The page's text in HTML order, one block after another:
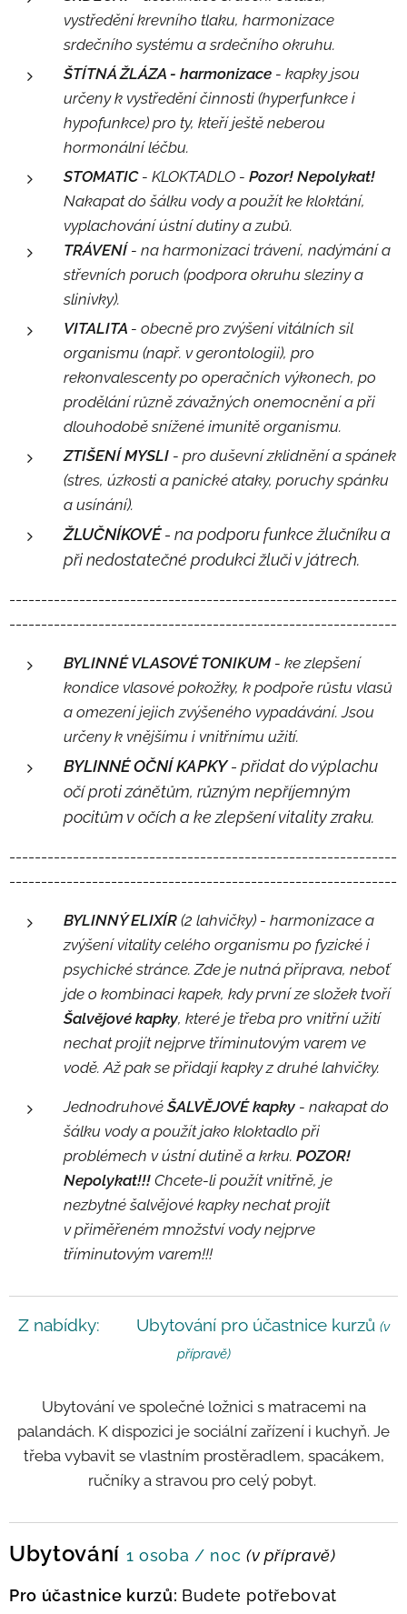
vystředění krevního tlaku, harmonizace
srdečního systému a srdečního okruhu.
ŠTÍTNÁ ŽLÁZA - harmonizace - kapky jsou
určeny k vystředění činnosti (hyperfunkce i
hypofunkce) pro ty, kteří ještě neberou
hormonální léčbu.
STOMATIC- KLOKTADLO - Pozor! Nepolykat!
Nakapat do šálku vody a použít ke kloktání,
vyplachování ústní dutiny a zubů.
TRÁVENÍ - na harmonizaci trávení, nadýmání a
střevních poruch (podpora okruhu sleziny a
slinivky).
VITALITA - obecně pro zvýšení vitálních sil
organismu (např. v gerontologii), pro
rekonvalescenty po operačních výkonech, po
prodělání různě závažných onemocnění a při
dlouhodobě snížené imunitě organismu.
ZTIŠENÍ MYSLI - pro duševní zklidnění a spánek
(stres, úzkosti a panické ataky, poruchy spánku
a usínání).
ŽLUČNÍKOVÉ- na podporu funkce žlučníku a
při nedostatečné produkci žluči v játrech.
-------------------------------------------------------------
-------------------------------------------------------------
BYLINNÉ VLASOVÉ TONIKUM- ke zlepšení
kondice vlasové pokožky, k podpoře růstu vlasů
a omezení jejich zvýšeného vypadávání. Jsou
určeny k vnějšímu i vnitřnímu užití.
BYLINNÉ OČNÍ KAPKY- přidat do výplachu
očí proti zánětům, různým nepříjemným
pocitům v očích a ke zlepšení vitality zraku.
-------------------------------------------------------------
-------------------------------------------------------------
BYLINNÝ ELIXÍR (2 lahvičky) - harmonizace a
zvýšení vitality celého organismu po fyzické i
psychické stránce. Zde je nutná příprava, neboť
jde o kombinaci kapek, kdy první ze složek tvoří
Šalvějové kapky, které je třeba pro vnitřní užití
nechat projít nejprve tříminutovým varem ve
vodě. Až pak se přidají kapky z druhé lahvičky.
Jednodruhové ŠALVĚJOVÉ kapky - nakapat do
šálku vody a použít jako kloktadlo při
problémech v ústní dutině a krku. POZOR!
Nepolykat!!! Chcete-li použít vnitřně, je
nezbytné šalvějové kapky nechat projít
v přiměřeném množství vody nejprve
tříminutovým varem!!!
Z nabídky: Ubytování pro účastnice kurzů (v
přípravě)
Ubytování ve společné ložnici s matracemi na
palandách. K dispozici je sociální zařízení i kuchyň. Je
třeba vybavit se vlastním prostěradlem, spacákem,
ručníky a stravou pro celý pobyt.
Ubytování 1 osoba / noc (v přípravě)
Pro účastnice kurzů: Budete potřebovat